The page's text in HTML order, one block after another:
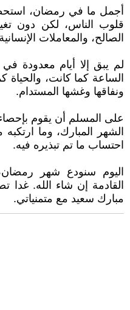
أجمل ما في رمضان،
قلوب الناس، لكن دون
الصالح، والمعاملات
لم يبق إلا أيام معدودة
الساعة كما كانت، والحياة
ونفاقها وغشها المستدام.
على المسلم أن يقوم
الشهر المبارك، وما
احتساب ما تم تبذيره فيه.
اليوم سنودع شهر
القادمة إن شاء الله.
مبارك سعيد مع متمنياتي.